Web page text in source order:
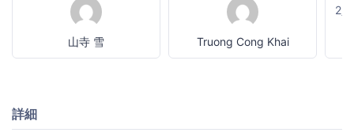
山寺 雪 Truong Cong Khai
2
詳細